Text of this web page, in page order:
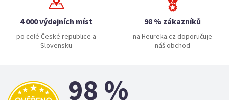
4 000 výdejních míst
po celé České republice a
Slovensku
98 % zákazníků
na Heureka.cz doporučuje
náš obchod
98 %